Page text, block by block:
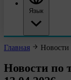
Язык
Главная Новости
Новости по